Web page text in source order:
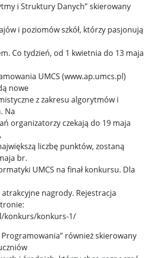
i Struktury Danych” skierowany
i poziomów szkół, którzy pasjonują
Co tydzień, od 1 kwietnia do 13 maja
UMCS (www.ap.umcs.pl)
nowe
z zakresu algorytmów i
Na
organizatorzy czekają do 19 maja
liczbę punktów, zostaną
br.
UMCS na finał konkursu. Dla
nagrody. Rejestracja
konkurs/konkurs-1/
Programowania” również skierowany